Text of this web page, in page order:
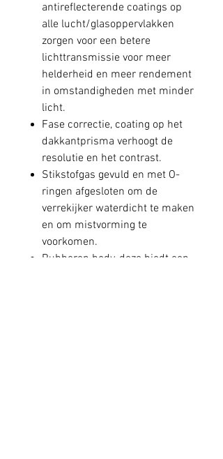
antireflecterende coatings op
alle lucht/glasoppervlakken
zorgen voor een betere
lichttransmissie voor meer
helderheid en meer rendement
in omstandigheden met minder
licht.
Fase correctie, coating op het
dakkantprisma verhoogt de
resolutie en het contrast.
Stikstofgas gevuld en met O-
ringen afgesloten om de
verrekijker waterdicht te maken
en om mistvorming te
voorkomen.
Rubberen body, deze biedt een